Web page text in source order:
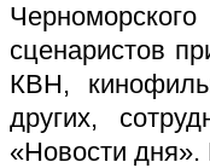
сценаристов
КВН,
других,
«Новости